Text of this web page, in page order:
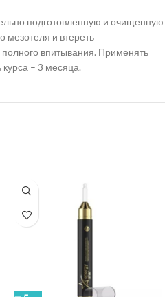
подготовленную и очищенную
мезотеля и втереть
впитывания. Применять
– 3 месяца.